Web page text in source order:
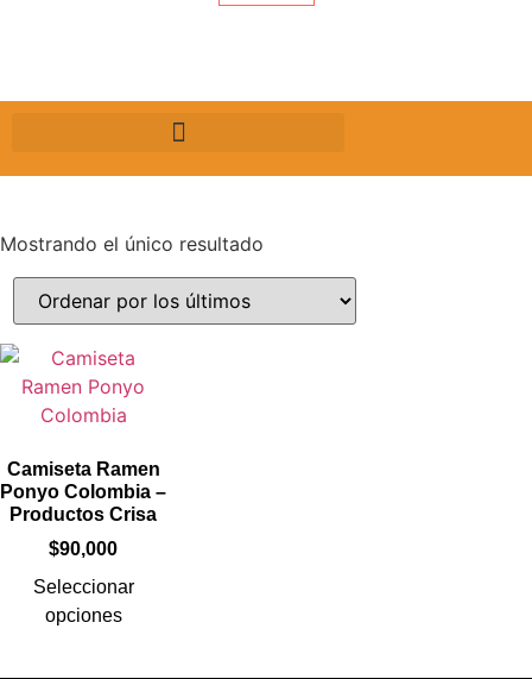
Mostrando el único resultado
Camiseta Ramen
Ponyo Colombia –
Productos Crisa
$90,000
Seleccionar
opciones